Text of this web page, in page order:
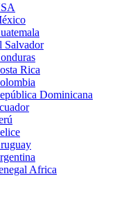
Salvador
Rica
Dominicana
Africa